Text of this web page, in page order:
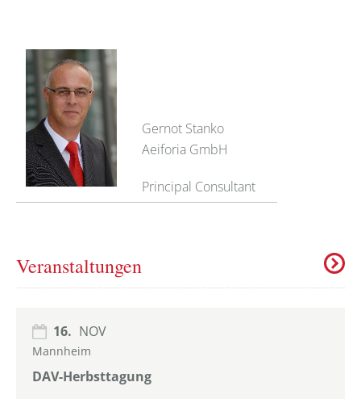
Gernot Stanko
Aeiforia GmbH
Principal Consultant
Veranstaltungen
16. NOV
Mannheim
DAV-Herbsttagung